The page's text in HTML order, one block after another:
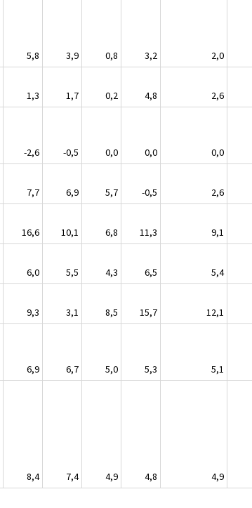
5,8 3,9 0,8 3,2 2,0
1,3 1,7 0,2 4,8 2,6
-2,6 -0,5 0,0 0,0 0,0
7,7 6,9 5,7 -0,5 2,6
16,6 10,1 6,8 11,3 9,1
6,0 5,5 4,3 6,5 5,4
9,3 3,1 8,5 15,7 12,1
6,9 6,7 5,0 5,3 5,1
8,4 7,4 4,9 4,8 4,9